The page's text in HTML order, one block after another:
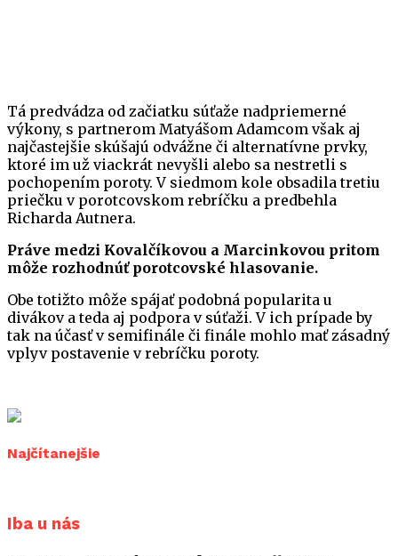
Tá predvádza od začiatku súťaže nadpriemerné
výkony, s partnerom Matyášom Adamcom však aj
najčastejšie skúšajú odvážne či alternatívne prvky,
ktoré im už viackrát nevyšli alebo sa nestretli s
pochopením poroty. V siedmom kole obsadila tretiu
priečku v porotcovskom rebríčku a predbehla
Richarda Autnera.
Práve medzi Kovalčíkovou a Marcinkovou pritom
môže rozhodnúť porotcovské hlasovanie.
Obe totižto môže spájať podobná popularita u
divákov a teda aj podpora v súťaži. V ich prípade by
tak na účasť v semifinále či finále mohlo mať zásadný
vplyv postavenie v rebríčku poroty.
Najčítanejšie
Iba u nás